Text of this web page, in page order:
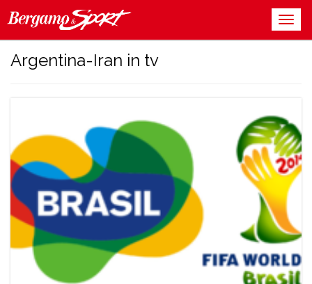
Argentina-Iran in tv